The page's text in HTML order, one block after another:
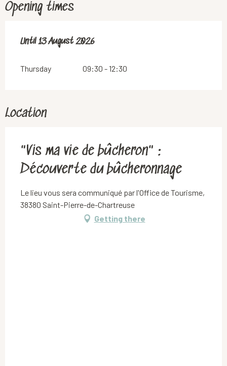
Opening times
From16 July 2026until
Until13 August 2026
Thursday 09:30 - 12:30
Location
"Vis ma vie de bûcheron" :
Découverte du bûcheronnage
Le lieu vous sera communiqué par l'Office de Tourisme,
38380 Saint-Pierre-de-Chartreuse
Getting there